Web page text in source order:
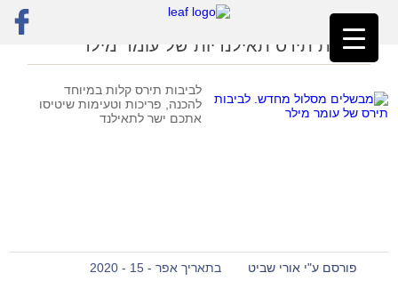
ראשי»לביבות לפסח
לביבות תירס תאילנדיות של עומר מילר
לביבות תירס קלות במיוחד
להכנה, פריכות וטעימות שיטיסו
אתכם ישר לתאילנד
פורסם ע"י אורי שביט
בתאריך אפר - 15 - 2020